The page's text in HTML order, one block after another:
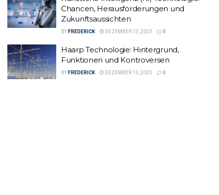
Chancen, Herausforderungen und
Zukunftsaussichten
BY FREDERICK DEZEMBER 13, 2023 0
Haarp Technologie: Hintergrund,
Funktionen und Kontroversen
BY FREDERICK DEZEMBER 13, 2023 0